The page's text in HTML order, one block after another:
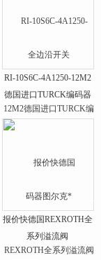
RI-10S6C-4A1250-12M2
德国进口TURCK编码器
图尔克*
报价快德国REXROTH全
系列溢流阀